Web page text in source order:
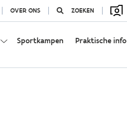
OVER ONS ZOEKEN
Sportkampen Praktische info